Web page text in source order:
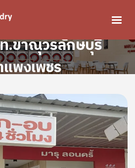
.ขาณุวรลักษบุรี
พงเพชร